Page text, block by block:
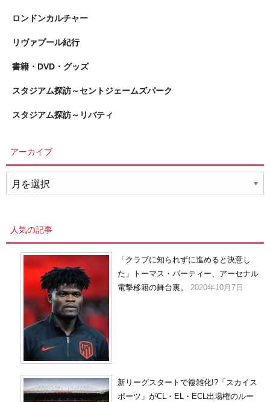
ロンドンカルチャー
リヴァプール紀行
書籍・DVD・グッズ
スタジアム探訪～セントジェームズパーク
スタジアム探訪～リバティ
アーカイブ
ー
人気の記事
「クラブに知られずに進めると決意し
た」トーマス・パーティー、アーセナル
電撃移籍の舞台裏。
2020年10月7日
新リーグスタートで複雑化!?「スカイス
ポーツ」がCL・EL・ECL出場権のルー